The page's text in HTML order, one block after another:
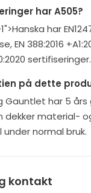
har A505?
har
EN 388:2016
på dette
Gauntlet har 5 års
dekker material-
normal bruk.
kontakt